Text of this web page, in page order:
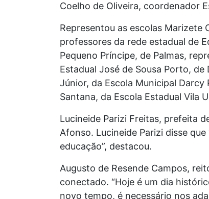
Coelho de Oliveira, coordenador
Representou as escolas Marizete
professores da rede estadual de
Pequeno Príncipe, de Palmas,
Estadual José de Sousa Porto,
Júnior, da Escola Municipal
Santana, da Escola Estadual Vila
Lucineide Parizi Freitas, prefeita
Afonso. Lucineide Parizi disse
educação”, destacou.
Augusto de Resende Campos,
conectado. “Hoje é um dia
novo tempo, é necessário nos